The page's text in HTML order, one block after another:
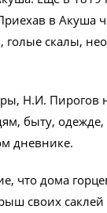
в Акуша
скалы,
Н.И.
быту, одежде,
дневнике.
что дома
своих